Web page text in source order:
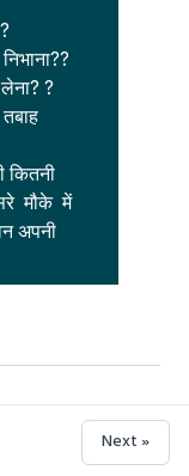
कितनी
मौके  में
अपनी
Next »